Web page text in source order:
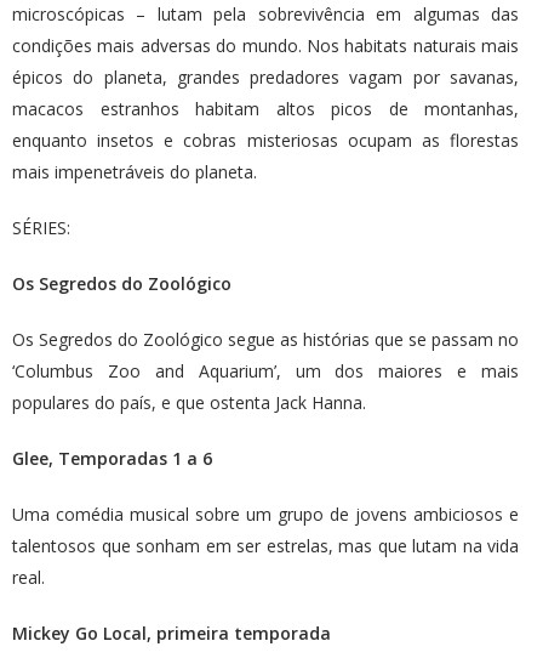
microscópicas – lutam pela sobrevivência em algumas das
condições mais adversas do mundo. Nos habitats naturais mais
épicos do planeta, grandes predadores vagam por savanas,
macacos estranhos habitam altos picos de montanhas,
enquanto insetos e cobras misteriosas ocupam as florestas
mais impenetráveis do planeta.
SÉRIES:
Os Segredos do Zoológico
Os Segredos do Zoológico segue as histórias que se passam no
‘Columbus Zoo and Aquarium’, um dos maiores e mais
populares do país, e que ostenta Jack Hanna.
Glee, Temporadas 1 a 6
Uma comédia musical sobre um grupo de jovens ambiciosos e
talentosos que sonham em ser estrelas, mas que lutam na vida
real.
Mickey Go Local, primeira temporada